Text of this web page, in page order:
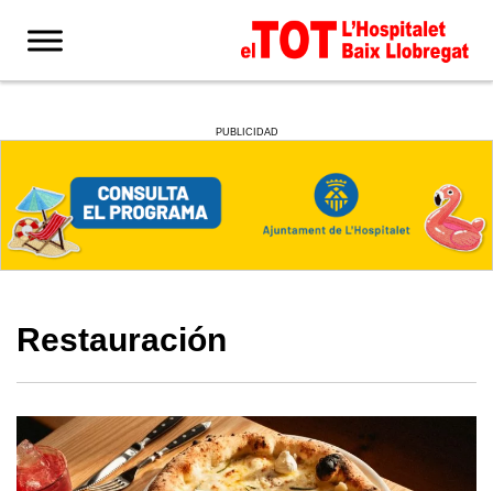
PUBLICIDAD
Restauración